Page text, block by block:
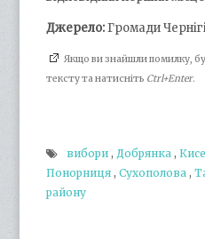
Джерело:Громади
Якщо ви знайшли помилку,
тексту та натисніть Ctrl+Enter.
вибори ,Добрянка ,
Понорниця ,Сухополова ,
району